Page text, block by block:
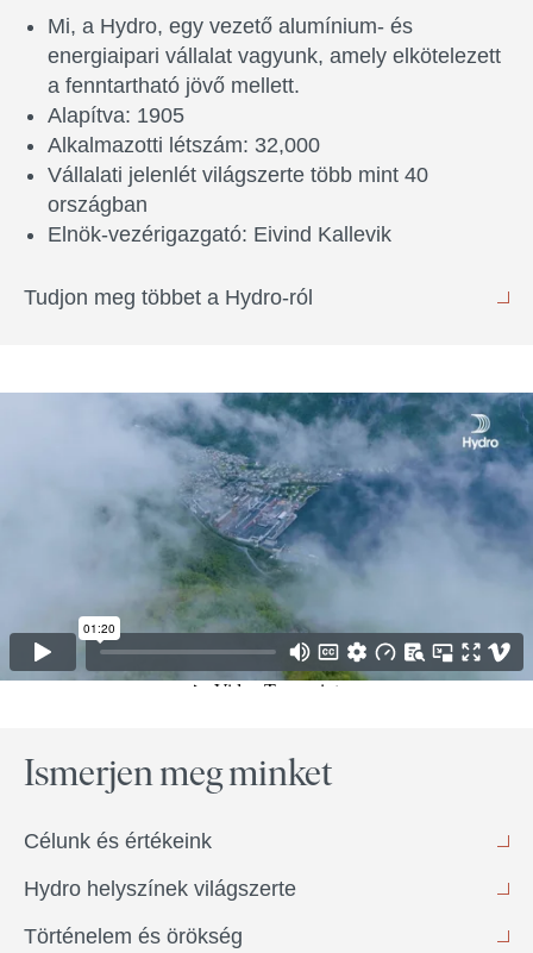
Mi, a Hydro, egy vezető alumínium- és
energiaipari vállalat vagyunk, amely elkötelezett
a fenntartható jövő mellett.
Alapítva: 1905
Alkalmazotti létszám: 32,000
Vállalati jelenlét világszerte több mint 40
országban
Elnök-vezérigazgató: Eivind Kallevik
Tudjon meg többet a Hydro-ról
Ismerjen meg minket
Célunk és értékeink
Hydro helyszínek világszerte
Történelem és örökség